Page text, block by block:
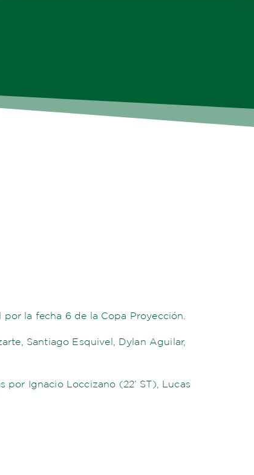
la fecha 6 de la Copa Proyección.
Santiago Esquivel, Dylan Aguilar,
por Ignacio Loccizano (22’ ST), Lucas